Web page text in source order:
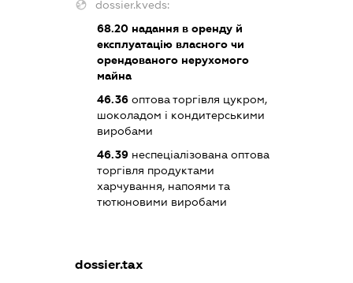
dossier.kveds:
68.20 надання в оренду й
експлуатацію власного чи
орендованого нерухомого
майна
46.36 оптова торгівля цукром,
шоколадом і кондитерськими
виробами
46.39 неспеціалізована оптова
торгівля продуктами
харчування, напоями та
тютюновими виробами
dossier.tax